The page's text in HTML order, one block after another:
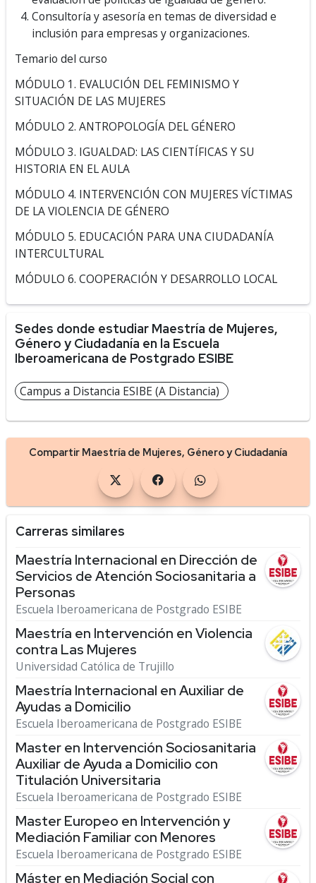
Consultoría y asesoría en temas de diversidad e
inclusión para empresas y organizaciones.
Temario del curso
MÓDULO 1. EVALUCIÓN DEL FEMINISMO Y
SITUACIÓN DE LAS MUJERES
MÓDULO 2. ANTROPOLOGÍA DEL GÉNERO
MÓDULO 3. IGUALDAD: LAS CIENTÍFICAS Y SU
HISTORIA EN EL AULA
MÓDULO 4. INTERVENCIÓN CON MUJERES VÍCTIMAS
DE LA VIOLENCIA DE GÉNERO
MÓDULO 5. EDUCACIÓN PARA UNA CIUDADANÍA
INTERCULTURAL
MÓDULO 6. COOPERACIÓN Y DESARROLLO LOCAL
Sedes donde estudiar Maestría de Mujeres,
Género y Ciudadanía en la Escuela
Iberoamericana de Postgrado ESIBE
Campus a Distancia ESIBE (A Distancia)
Compartir Maestría de Mujeres, Género y Ciudadanía
Carreras similares
Maestría Internacional en Dirección de
Servicios de Atención Sociosanitaria a
Personas
Escuela Iberoamericana de Postgrado ESIBE
Maestría en Intervención en Violencia
contra Las Mujeres
Universidad Católica de Trujillo
Maestría Internacional en Auxiliar de
Ayudas a Domicilio
Escuela Iberoamericana de Postgrado ESIBE
Master en Intervención Sociosanitaria
Auxiliar de Ayuda a Domicilio con
Titulación Universitaria
Escuela Iberoamericana de Postgrado ESIBE
Master Europeo en Intervención y
Mediación Familiar con Menores
Escuela Iberoamericana de Postgrado ESIBE
Máster en Mediación Social con